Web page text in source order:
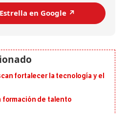
en Google ↗️
fortalecer la tecnología y el
formación de talento